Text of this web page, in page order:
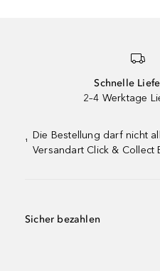
Schnelle
2–4 Werktage
¹
Die Bestellung darf nicht
Versandart Click & Collect
Sicher bezahlen